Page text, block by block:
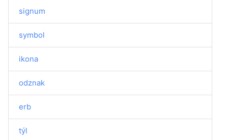
signum
symbol
ikona
odznak
erb
týl